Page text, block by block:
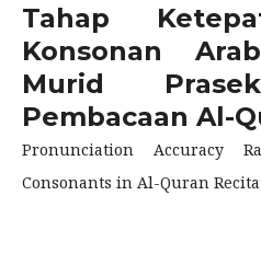
Tahap
Konsonan
Murid
Pembacaan Al-
Pronunciation Accuracy
Consonants in Al-Quran